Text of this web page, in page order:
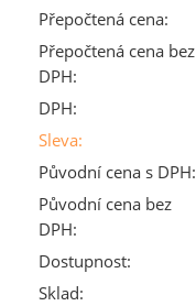
Přepočtená cena:
Přepočtená cena bez
DPH:
DPH:
Sleva:
Původní cena s DPH:
Původní cena bez
DPH:
Dostupnost:
Sklad: